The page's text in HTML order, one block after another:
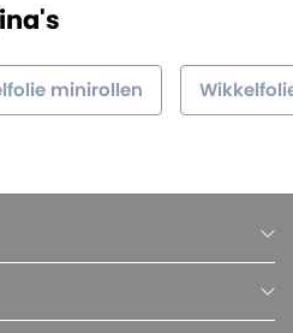
minirollen